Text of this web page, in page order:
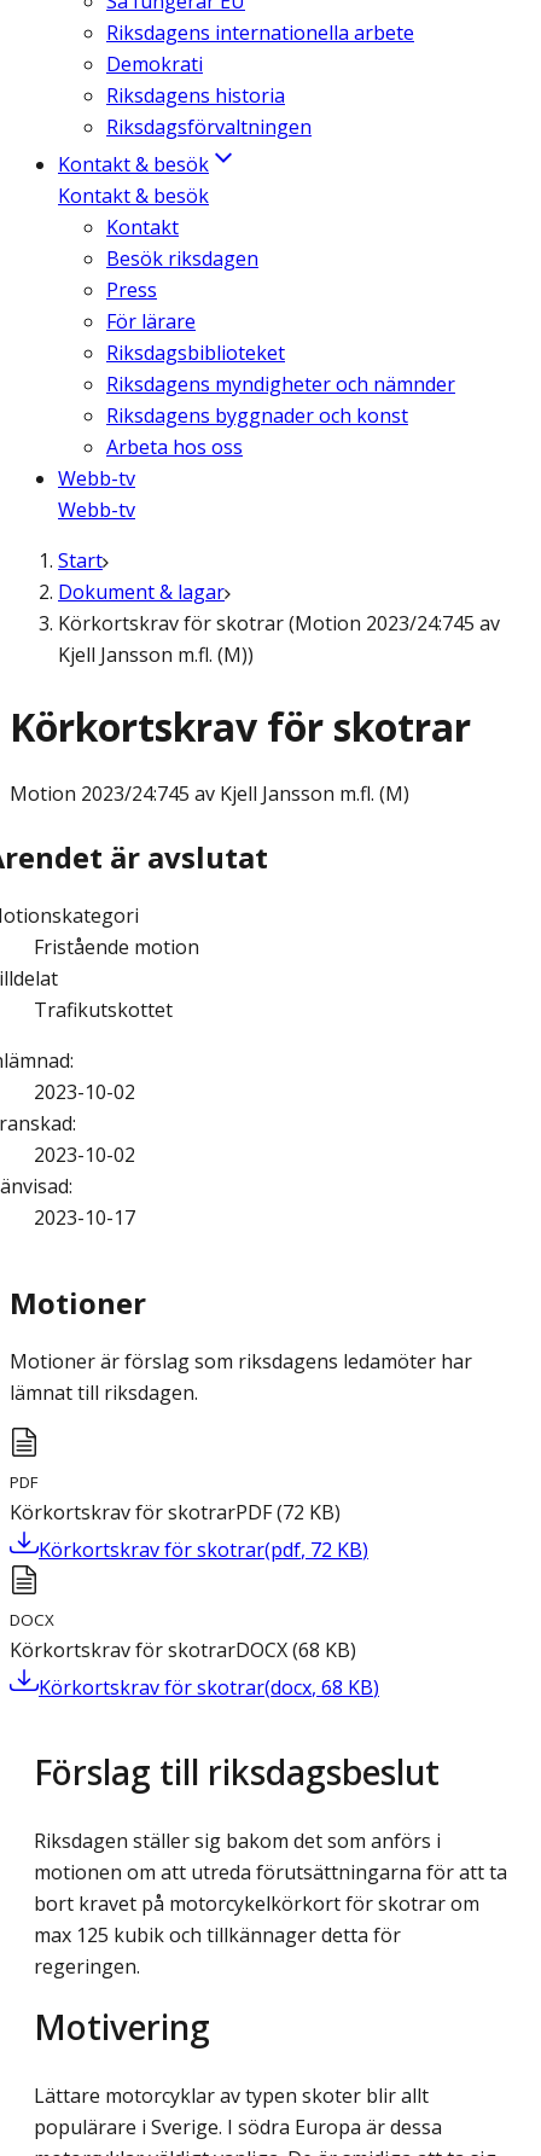
Riksdagens internationella arbete
Demokrati
Riksdagens historia
Riksdagsförvaltningen
Kontakt & besök
Kontakt & besök
Kontakt
Besök riksdagen
Press
För lärare
Riksdagsbiblioteket
Riksdagens myndigheter och nämnder
Riksdagens byggnader och konst
Arbeta hos oss
Webb-tv
Webb-tv
Start
Dokument & lagar
Körkortskrav för skotrar (Motion 2023/24:745 av
Kjell Jansson m.fl. (M))
Körkortskrav för skotrar
Motion 2023/24:745 av Kjell Jansson m.fl. (M)
är avslutat
Fristående motion
Trafikutskottet
:
2023-10-02
:
2023-10-02
:
2023-10-17
Motioner
Motioner är förslag som riksdagens ledamöter har
lämnat till riksdagen.
PDF
Körkortskrav för skotrarPDF(72 KB)
Körkortskrav för skotrar(pdf, 72 KB)
DOCX
Körkortskrav för skotrarDOCX(68 KB)
Körkortskrav för skotrar(docx, 68 KB)
Förslag till riksdagsbeslut
Riksdagen ställer sig bakom det som anförs i
motionen om att utreda förutsättningarna för att ta
bort kravet på motorcykelkörkort för skotrar om
max 125 kubik och tillkännager detta för
regeringen.
Motivering
Lättare motorcyklar av typen skoter blir allt
populärare i Sverige. I södra Europa är dessa